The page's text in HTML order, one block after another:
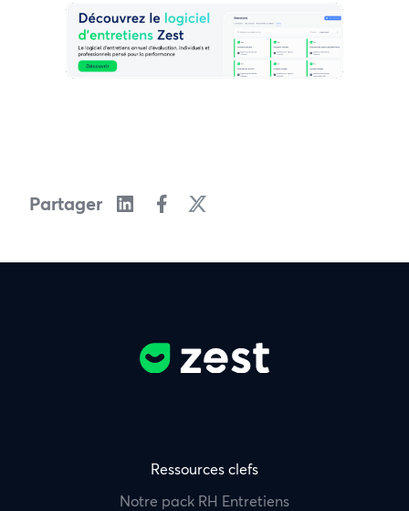
Partager
Ressources clefs
Notre pack RH Entretiens